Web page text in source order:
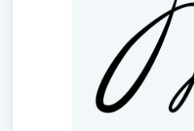
Hårbottenbehandling
Hårförlängning